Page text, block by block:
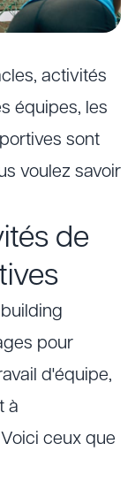
activités
équipes, les
sont
voulez savoir
de
pour
d'équipe,
à
Voici ceux que